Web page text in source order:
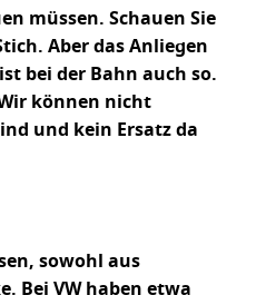
müssen. Schauen Sie
Aber das Anliegen
bei der Bahn auch so.
können nicht
und kein Ersatz da
sowohl aus
Bei VW haben etwa